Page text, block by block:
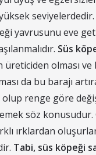
yavrusunu eve
Süs
üreticiden olması
da bu barajı
olup renge göre
söz
ırklardan
Tabi, süs köpeği